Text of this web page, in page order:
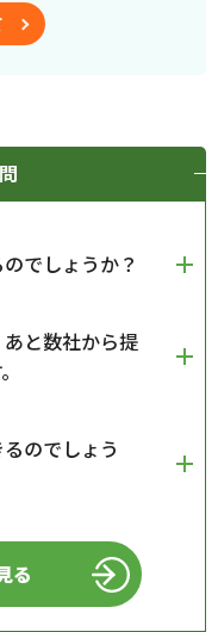
でしょうか？
と数社から提
のでしょう
る